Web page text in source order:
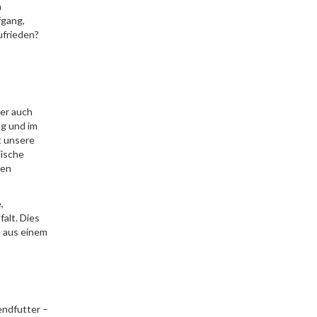
auch
und im
unsere
Dies
einem
–